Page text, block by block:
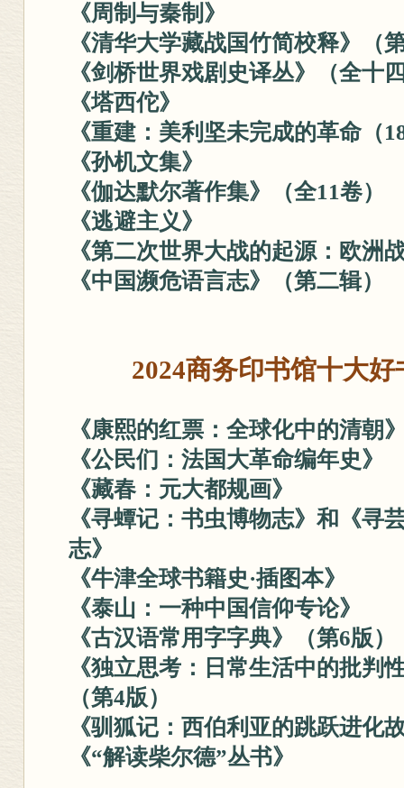
《周制与秦制》
《清华大学藏战国竹简校释》（
《剑桥世界戏剧史译丛》（全十
《塔西佗》
《重建：美利坚未完成的革命（
《孙机文集》
《伽达默尔著作集》（全11卷）
《逃避主义》
《第二次世界大战的起源：欧洲
《中国濒危语言志》（第二辑）
2024商务印书馆十大
《康熙的红票：全球化中的清朝
《公民们：法国大革命编年史》
《藏春：元大都规画》
《寻蟫记：书虫博物志》 和
《寻
志》
《牛津全球书籍史·插图本》
《泰山：一种中国信仰专论》
《古汉语常用字字典》（第6版）
《独立思考：日常生活中的批判
（第4版）
《驯狐记：西伯利亚的跳跃进化
《“解读柴尔德”丛书》